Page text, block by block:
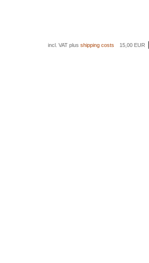
incl. VAT plus shipping costs 15,00 EUR